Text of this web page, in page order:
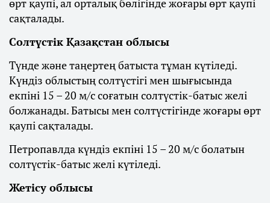
өрт қаупі, ал орталық бөлігінде жоғары өрт қаупі
сақталады.
Солтүстік Қазақстан облысы
Түнде және таңертең батыста тұман күтіледі.
Күндіз облыстың солтүстігі мен шығысында
екпіні 15 – 20 м/с соғатын солтүстік-батыс желі
болжанады. Батысы мен солтүстігінде жоғары өрт
қаупі сақталады.
Петропавлда күндіз екпіні 15 – 20 м/с болатын
солтүстік-батыс желі күтіледі.
Жетісу облысы